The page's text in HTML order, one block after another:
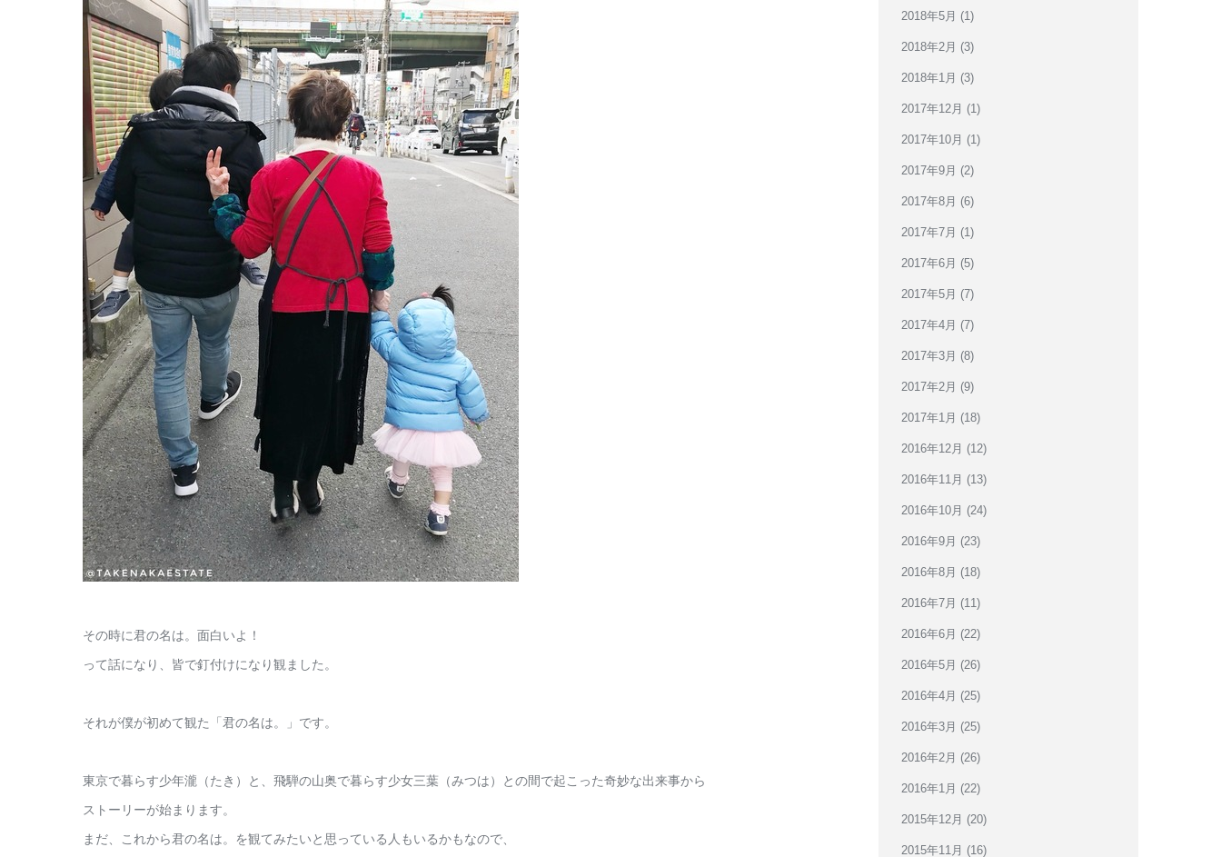
その時に君の名は。面白いよ！
って話になり、皆で釘付けになり観ました。
それが僕が初めて観た「君の名は。」です。
東京で暮らす少年瀧（たき）と、飛騨の山奥で暮らす少女三葉（みつは）との間で起こった奇妙な出来事から
ストーリーが始まります。
まだ、これから君の名は。を観てみたいと思っている人もいるかもなので、
2018年5月 (1)
2018年2月 (3)
2018年1月 (3)
2017年12月 (1)
2017年10月 (1)
2017年9月 (2)
2017年8月 (6)
2017年7月 (1)
2017年6月 (5)
2017年5月 (7)
2017年4月 (7)
2017年3月 (8)
2017年2月 (9)
2017年1月 (18)
2016年12月 (12)
2016年11月 (13)
2016年10月 (24)
2016年9月 (23)
2016年8月 (18)
2016年7月 (11)
2016年6月 (22)
2016年5月 (26)
2016年4月 (25)
2016年3月 (25)
2016年2月 (26)
2016年1月 (22)
2015年12月 (20)
2015年11月 (16)